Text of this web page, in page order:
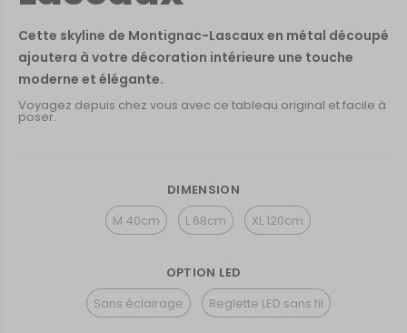
Cette skyline de Montignac-Lascaux en métal découpé
ajoutera à votre décoration intérieure une touche
moderne et élégante.
Voyagez depuis chez vous avec ce tableau original et facile à
poser.
DIMENSION
M 40cm
L 68cm XL 120cm
OPTION LED
Sans éclairage
Reglette LED sans fil